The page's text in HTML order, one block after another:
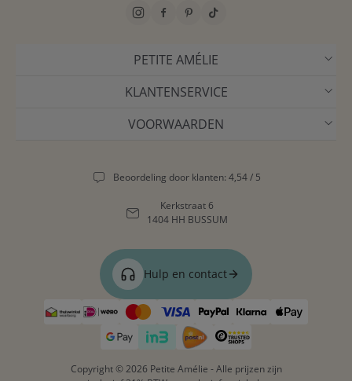
PETITE AMÉLIE
KLANTENSERVICE
VOORWAARDEN
Beoordeling door klanten: 4,54 / 5
Kerkstraat 6
1404 HH BUSSUM
Hulp en contact
Copyright © 2026 Petite Amélie - Alle prijzen zijn